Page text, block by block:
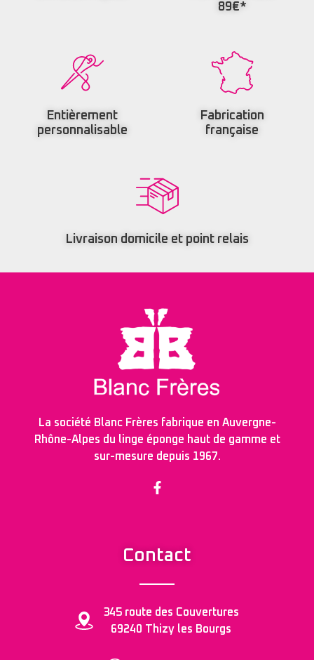
89€*
Entièrement
personnalisable
Fabrication
française
Livraison domicile et point relais
La société Blanc Frères fabrique en Auvergne-
Rhône-Alpes du linge éponge haut de gamme et
sur-mesure depuis 1967.
Contact
345 route des Couvertures
69240 Thizy les Bourgs